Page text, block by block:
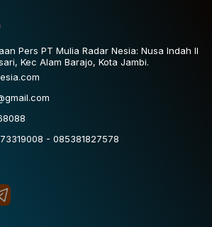
Pers PT Mulia Radar Nesia: Nusa Indah II
Kec Alam Barajo, Kota Jambi.
- 085381827578